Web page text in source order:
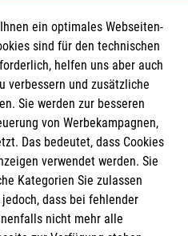
ein optimales Webseiten-
sind für den technischen
helfen uns aber auch
verbessern und zusätzliche
Sie werden zur besseren
von Werbekampagnen,
Das bedeutet, dass Cookies
verwendet werden. Sie
Kategorien Sie zulassen
dass bei fehlender
nicht mehr alle